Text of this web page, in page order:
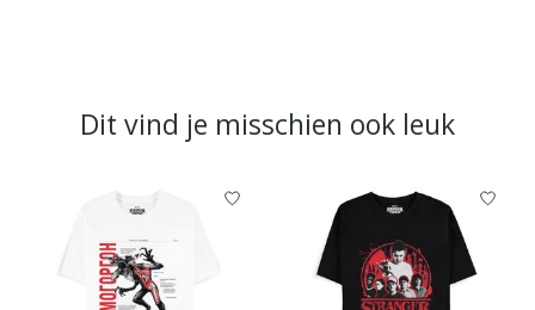
Dit vind je misschien ook leuk
Items van productcarrousel